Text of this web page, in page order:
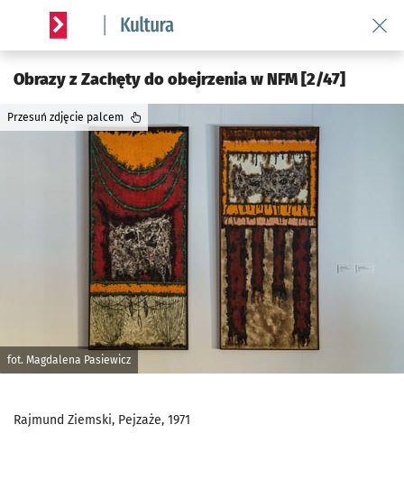
Serwis informacyjny wroclaw.pl podserwis: Kultura
Obrazy z Zachęty do obejrzenia w NFM [2/47]
fot. Magdalena Pasiewicz
Przesuń zdjęcie palcem
Rajmund Ziemski, Pejzaże, 1971